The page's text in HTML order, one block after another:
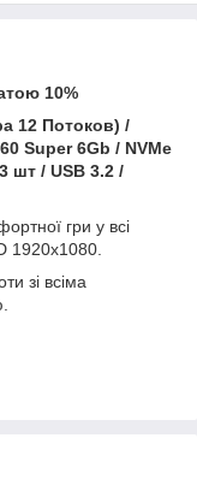
10%
12 Потоков) /
Super 6Gb / NVMe
шт / USB 3.2 /
гри у всі
1920x1080.
зі всіма